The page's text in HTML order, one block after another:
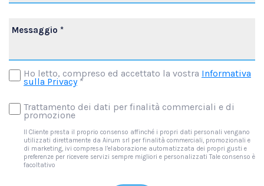
Ho letto, compreso ed accettato la vostra Informativa
sulla Privacy*
Trattamento dei dati per finalità commerciali e di
promozione
Il Cliente presta il proprio consenso affinché i propri dati personali vengano
utilizzati direttamente da Airum srl per finalità commerciali, promozionali e
di marketing, ivi compresa l’elaborazione automatizzata dei propri gusti e
preferenze per ricevere servizi sempre migliori e personalizzati Tale consenso è
facoltativo